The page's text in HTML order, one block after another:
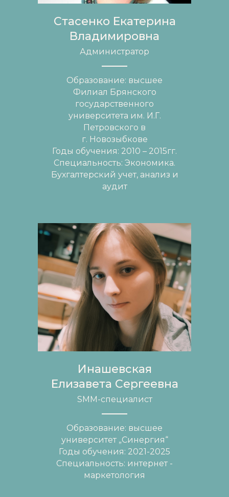
Стасенко Екатерина
Владимировна
Администратор
Образование: высшее
Филиал Брянского
государственного
университета им. И.Г.
Петровского в
г. Новозыбкове
Годы обучения: 2010 – 2015гг.
Специальность: Экономика.
Бухгалтерский учет, анализ и
аудит
Инашевская
Елизавета Сергеевна
SMM-специалист
Образование: высшее
университет „Синергия“
Годы обучения: 2021-2025
Специальность: интернет -
маркетология